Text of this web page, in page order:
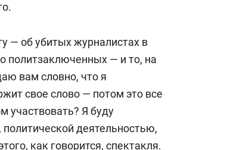
— об убитых журналистах в
политзаключенных — и то, на
вам словно, что я
свое слово — потом это все
участвовать? Я буду
деятельностью,
как говорится, спектакля.